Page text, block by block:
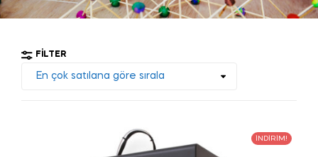
FILTER
İNDIRIM!